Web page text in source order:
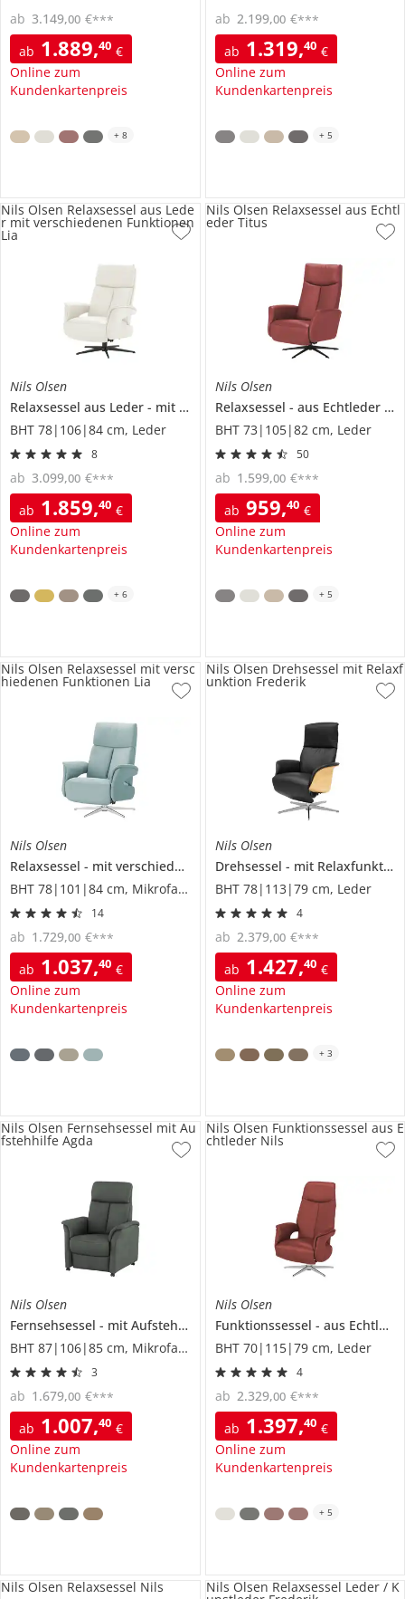
ab 1.889,40 €
Online zum
Kundenkartenpreis
ab 3.149,00 €***
+ 8
ab 1.319,40 €
Online zum
Kundenkartenpreis
ab 2.199,00 €***
+ 5
Nils Olsen
Relaxsessel aus Leder
mit verschiedenen Funktionen
Lia
BHT 78|106|84 cm, Leder
8
ab 1.859,40 €
Online zum
Kundenkartenpreis
ab 3.099,00 €***
Nils Olsen Relaxsessel aus Lede
r mit verschiedenen Funktionen
Lia
+ 6
Nils Olsen
Relaxsessel
aus Echtleder
BHT 73|105|82 cm, Leder
50
ab 959,40 €
Online zum
Kundenkartenpreis
ab 1.599,00 €***
Nils Olsen Relaxsessel aus Echtl
eder Titus
+ 5
Nils Olsen
Relaxsessel
mit verschiedenen Funktionen
Lia
BHT 78|101|84 cm, Mikrofaser
14
ab 1.037,40 €
Online zum
Kundenkartenpreis
ab 1.729,00 €***
Nils Olsen Relaxsessel mit versc
hiedenen Funktionen Lia
Nils Olsen
Drehsessel
mit Relaxfunktion
BHT 78|113|79 cm, Leder
4
ab 1.427,40 €
Online zum
Kundenkartenpreis
ab 2.379,00 €***
Nils Olsen Drehsessel mit Relaxf
unktion Frederik
+ 3
Nils Olsen
Fernsehsessel
mit Aufstehhilfe
Agda
BHT 87|106|85 cm, Mikrofaser
3
ab 1.007,40 €
Online zum
Kundenkartenpreis
ab 1.679,00 €***
Nils Olsen Fernsehsessel mit Au
fstehhilfe Agda
Nils Olsen
Funktionssessel
aus Echtleder
BHT 70|115|79 cm, Leder
4
ab 1.397,40 €
Online zum
Kundenkartenpreis
ab 2.329,00 €***
Nils Olsen Funktionssessel aus E
chtleder Nils
+ 5
Nils Olsen Relaxsessel Nils Nils Olsen Relaxsessel Leder / K